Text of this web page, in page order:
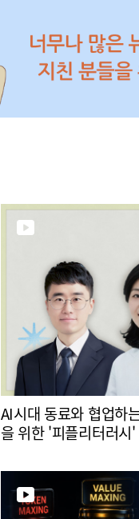
AI시대 동료와 협업하
을 위한 '피플리터러시'